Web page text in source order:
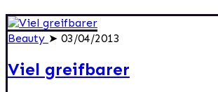
Beauty ➤ 03/04/2013
Viel greifbarer